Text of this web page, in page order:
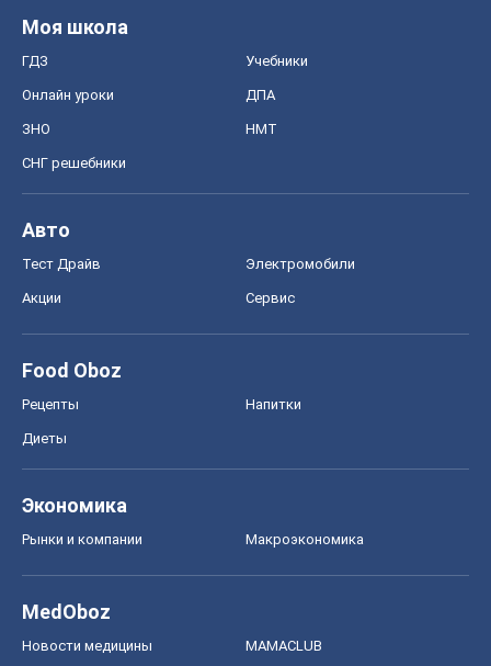
Моя школа
ГДЗ Учебники
Онлайн уроки ДПА
ЗНО НМТ
СНГ решебники
Авто
Тест Драйв Электромобили
Акции Сервис
Food Oboz
Рецепты Напитки
Диеты
Экономика
Рынки и компании Mакроэкономика
MedOboz
Новости медицины MAMACLUB